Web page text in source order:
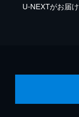
U-NEXTがお届